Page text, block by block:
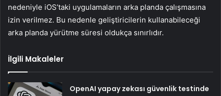
nedeniyle iOS’taki uygulamaların arka planda çalışmasına
izin verilmez. Bu nedenle geliştiricilerin kullanabileceği
arka planda yürütme süresi oldukça sınırlıdır.
İlgili Makaleler
OpenAI yapay zekası güvenlik testinde